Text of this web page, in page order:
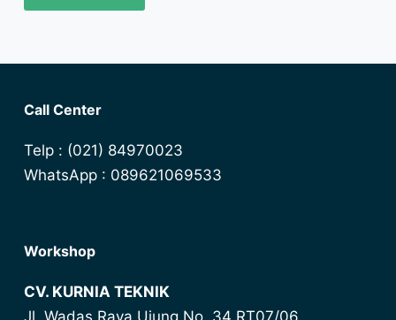
Call Center
Telp : (021) 84970023
WhatsApp : 089621069533
Workshop
CV. KURNIA TEKNIK
Jl. Wadas Raya Ujung No. 34 RT07/06